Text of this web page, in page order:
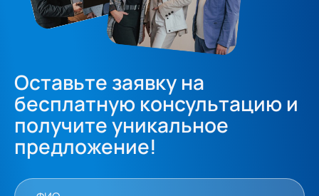
Оставьте заявку на
бесплатную консультацию и
получите уникальное
предложение!